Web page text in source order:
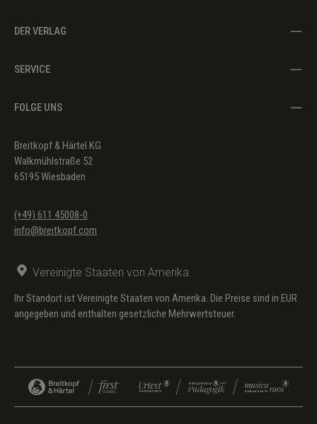
DER VERLAG
SERVICE
FOLGE UNS
Breitkopf & Härtel KG
Walkmühlstraße 52
65195 Wiesbaden
(+49) 611 45008-0
info@breitkopf.com
Vereinigte Staaten von Amerika
Ihr Standort ist Vereinigte Staaten von Amerika. Die Preise sind in EUR
angegeben und enthalten gesetzliche Mehrwertsteuer.